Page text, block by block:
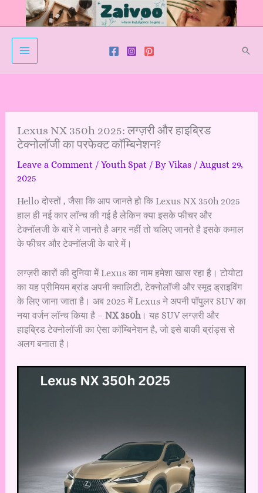
Lexus NX 350h 2025: लग्ज़री और हाइब्रिड
टेक्नोलॉजी का परफेक्ट कॉम्बिनेशन?
Leave a Comment / Youth Spat/ By Vikas / August 29,
2025
Hello दोस्तों , जैसा कि आप जानते हो कि Lexus NX 350h 2025
हाल ही नई कार लॉन्च की गई है लेकिन क्या इसके फीचर और
टेक्नॉलजी के बारें मे जानते है अगर नहीं तो चलिए जानते है इसके कमाल
के फीचर और टेक्नॉलजी के बारे में।
लग्ज़री कारों की दुनिया में Lexus का नाम हमेशा खास रहा है। टोयोटा
का यह प्रीमियम ब्रांड अपनी क्वालिटी, टेक्नोलॉजी और स्मूद ड्राइविंग
के लिए जाना जाता है। अब 2025 में Lexus ने अपनी पॉपुलर SUV का
नया वर्जन लॉन्च किया है – NX 350h। यह SUV लग्ज़री और
हाइब्रिड टेक्नोलॉजी का ऐसा कॉम्बिनेशन है, जो इसे बाकी ब्रांड्स से
अलग बनाता है।